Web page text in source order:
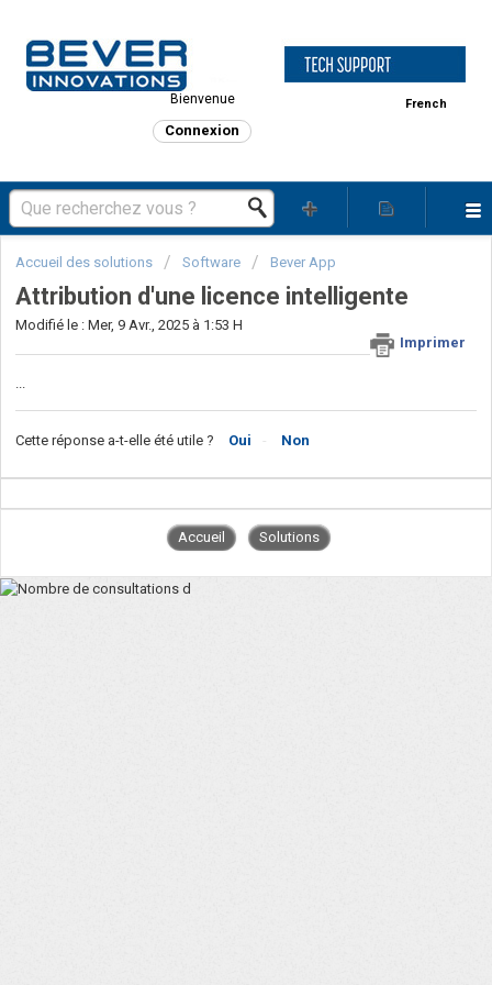
French
Bienvenue
Connexion
Accueil des solutions Software Bever App
Attribution d'une licence intelligente
Imprimer
Modifié le : Mer, 9 Avr., 2025 à 1:53 H
Cette réponse a-t-elle été utile ? Oui Non
Accueil Solutions